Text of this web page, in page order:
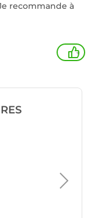
recommande à
+